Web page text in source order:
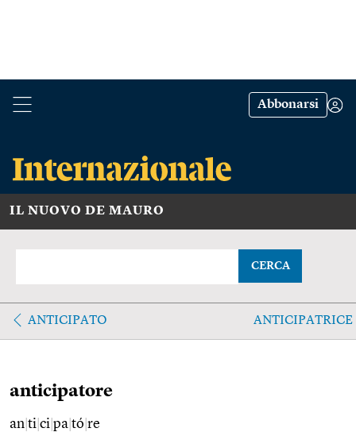
Abbonarsi
IL NUOVO DE MAURO
CERCA
ANTICIPATO ANTICIPATRICE
anticipatore
an ti ci pa tó re